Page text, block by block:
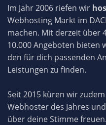
Im Jahr 2006 riefen wir
Webhosting Markt im
machen. Mit derzeit über
10.000 Angeboten bieten
den für dich passenden
Leistungen zu finden.
Seit 2015 küren wir
Webhoster des Jahres
über deine Stimme freuen.